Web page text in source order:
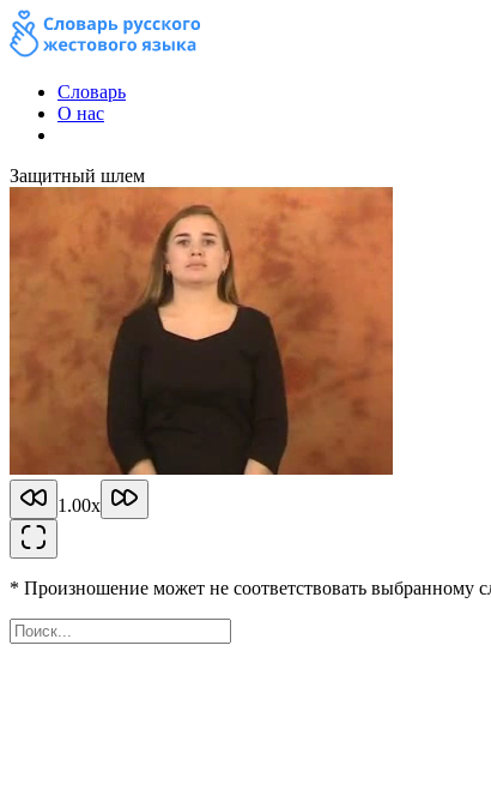
Словарь
О нас
Защитный шлем
1.00x
* Произношение может не соответствовать выбранному